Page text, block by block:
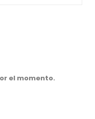
el momento.